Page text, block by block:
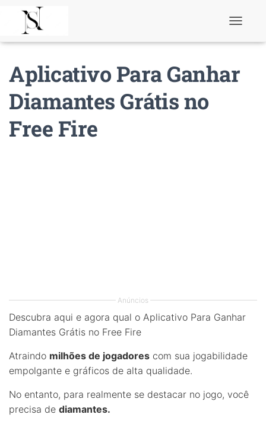
l
e
Aplicativo Para Ganhar
Diamantes Grátis no
Free Fire
Anúncios
Descubra aqui e agora qual o Aplicativo Para Ganhar
Diamantes Grátis no Free Fire
Atraindo milhões de jogadores com sua jogabilidade
empolgante e gráficos de alta qualidade.
No entanto, para realmente se destacar no jogo, você
precisa de diamantes.